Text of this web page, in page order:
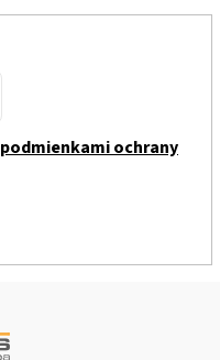
podmienkami ochrany